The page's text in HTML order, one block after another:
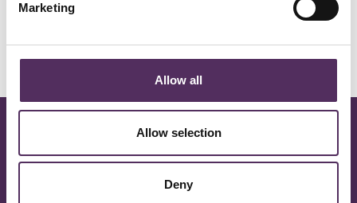
Marketing
Allow all
Allow selection
Deny